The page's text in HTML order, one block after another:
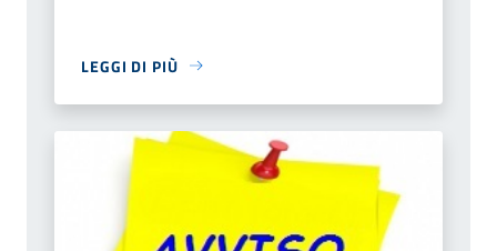
LEGGI DI PIÙ